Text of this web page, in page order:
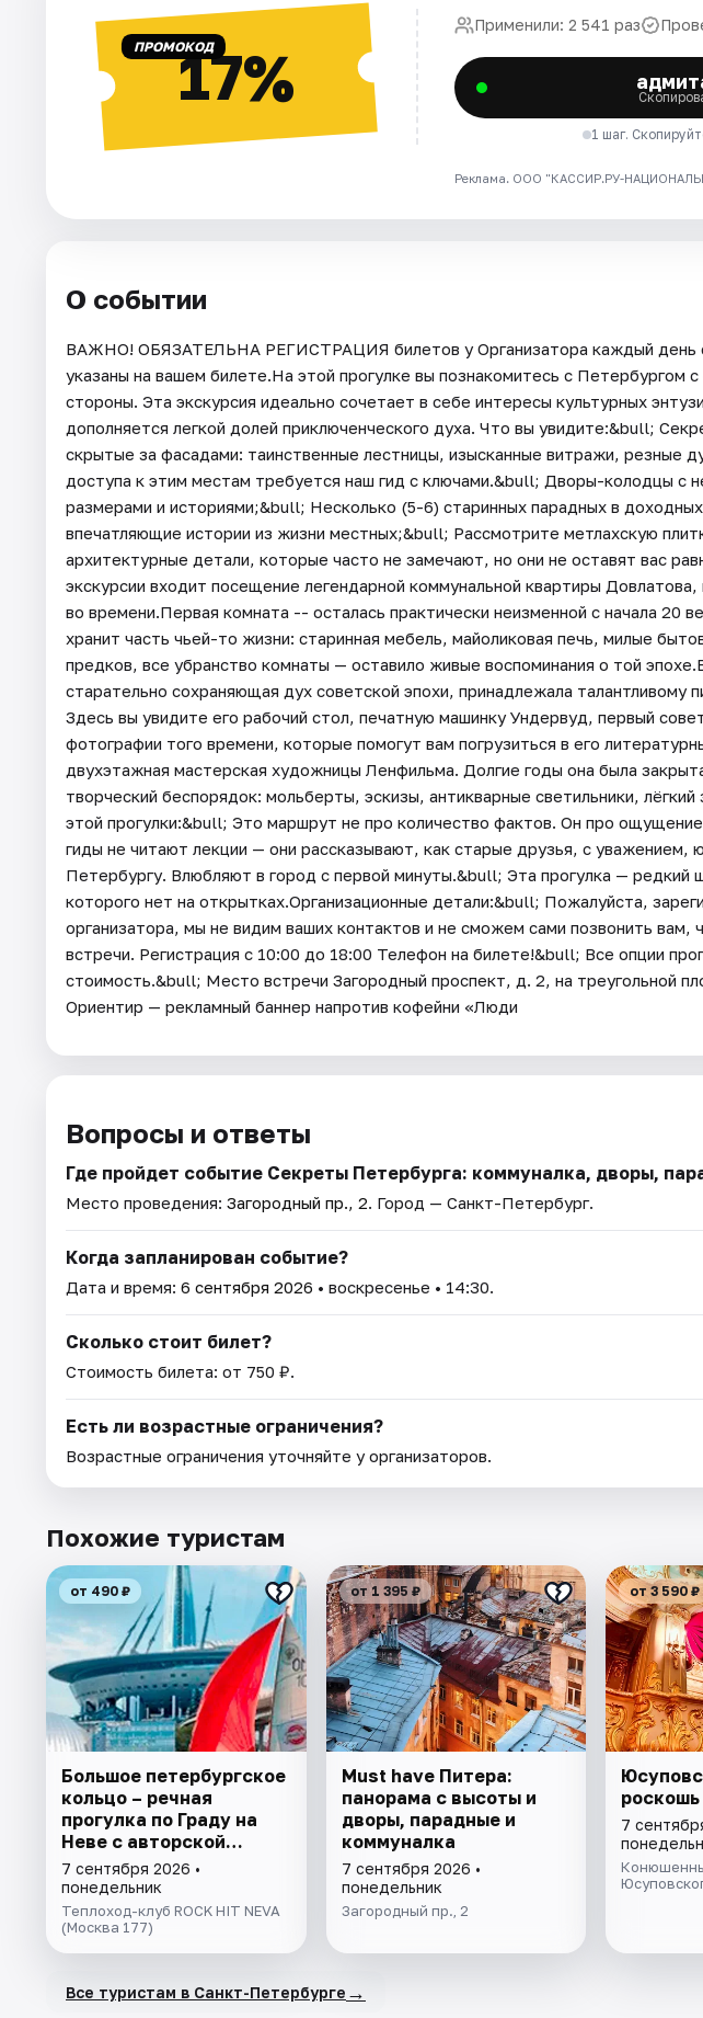
ПРОМОКОД17%
Применили: 2 541 раз
1 шаг.
Реклама. ООО "КАССИР.РУ-
О событии
ВАЖНО! ОБЯЗАТЕЛЬНА РЕГИСТРАЦИЯ билетов у Организатора каждый день
указаны на вашем билете.На этой прогулке вы познакомитесь с Петербургом
стороны. Эта экскурсия идеально сочетает в себе интересы культурных
дополняется легкой долей приключенческого духа. Что вы увидите:&bull;
скрытые за фасадами: таинственные лестницы, изысканные витражи, резные
доступа к этим местам требуется наш гид с ключами.&bull; Дворы-колодцы с
размерами и историями;&bull; Несколько (5-6) старинных парадных в
впечатляющие истории из жизни местных;&bull; Рассмотрите метлахскую
архитектурные детали, которые часто не замечают, но они не оставят вас
экскурсии входит посещение легендарной коммунальной квартиры
во времени.Первая комната -- осталась практически неизменной с начала 20
хранит часть чьей-то жизни: старинная мебель, майоликовая печь, милые
предков, все убранство комнаты — оставило живые воспоминания о той
старательно сохраняющая дух советской эпохи, принадлежала талантливому
Здесь вы увидите его рабочий стол, печатную машинку Ундервуд, первый
фотографии того времени, которые помогут вам погрузиться в его
двухэтажная мастерская художницы Ленфильма. Долгие годы она была
творческий беспорядок: мольберты, эскизы, антикварные светильники,
этой прогулки:&bull; Это маршрут не про количество фактов. Он про
гиды не читают лекции — они рассказывают, как старые друзья, с уважением,
Петербургу. Влюбляют в город с первой минуты.&bull; Эта прогулка — редкий
которого нет на открытках.Организационные детали:&bull; Пожалуйста,
организатора, мы не видим ваших контактов и не сможем сами позвонить вам,
встречи. Регистрация c 10:00 до 18:00 Телефон на билете!&bull; Все опции
стоимость.&bull; Место встречи Загородный проспект, д. 2, на треугольной
Ориентир — рекламный баннер напротив кофейни «Люди
Вопросы и ответы
Где пройдет событие Секреты Петербурга: коммуналка, дворы,
Место проведения: Загородный пр., 2. Город — Санкт-Петербург.
Когда запланирован событие?
Дата и время: 6 сентября 2026 • воскресенье • 14:30.
Сколько стоит билет?
Стоимость билета: от 750 ₽.
Есть ли возрастные ограничения?
Возрастные ограничения уточняйте у организаторов.
Похожие туристам
от 490 ₽
Большое петербургское
кольцо – речная
прогулка пo Граду на
Неве с авторской
экскурсией и живой
музыкой в тёплом
салоне теплохода
7 сентября 2026 •
понедельник
Теплоход-клуб ROCK HIT NEVA
(Москва 177)
от 1 395 ₽
Must have Питера:
панорама с высоты и
дворы, парадные и
коммуналка
7 сентября 2026 •
понедельник
Загородный пр., 2
от 3 590 ₽
7
Все туристам в Санкт-Петербурге →